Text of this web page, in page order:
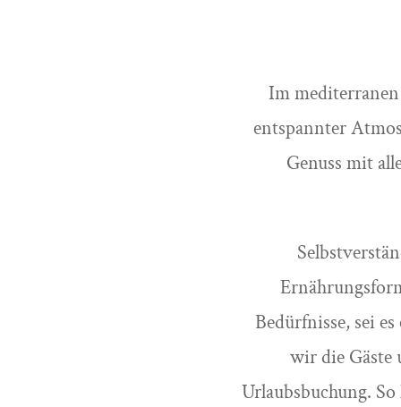
Im
entspannter
Genuss mit
Bedürfnisse, sei
wir die Gäste
Urlaubsbuchung.